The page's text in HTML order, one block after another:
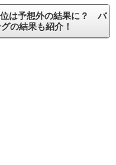
位は予想外の結果に？ バ
の結果も紹介！